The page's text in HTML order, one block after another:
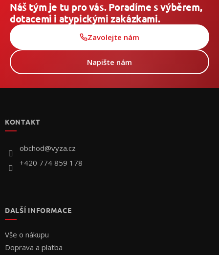
Náš tým je tu pro vás. Poradíme s výběrem,
dotacemi i atypickými zakázkami.
Zavolejte nám
Napište nám
KONTAKT
obchod@vyza.cz
+420 774 859 178
DALŠÍ INFORMACE
Vše o nákupu
Doprava a platba